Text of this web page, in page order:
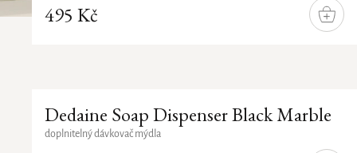
495 Kč
DO
Dedaine Soap Dispenser Black Marble
doplnitelný dávkovač mýdla